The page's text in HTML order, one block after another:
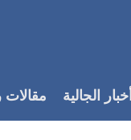
أخبار الجالية مقالات